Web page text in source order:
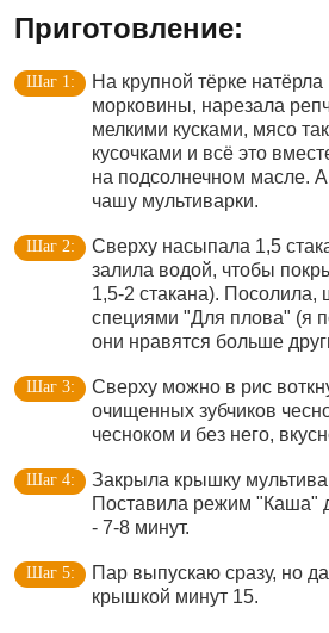
Приготовление:
На крупной тёрке
морковины, нарезала
мелкими кусками, мясо
кусочками и всё это
на подсолнечном масле.
чашу мультиварки.
Сверху насыпала 1,5
залила водой, чтобы
1,5-2 стакана).
специями "Для плова" (я
они нравятся больше
Сверху можно в рис
очищенных зубчиков
чесноком и без него,
Закрыла крышку
Поставила режим "Каша"
- 7-8 минут.
Пар выпускаю сразу, но
крышкой минут 15.